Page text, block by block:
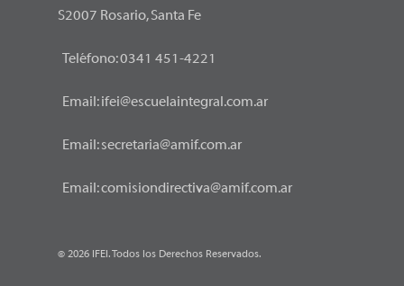
S2007 Rosario, Santa Fe
Teléfono:0341 451-4221
Email:ifei@escuelaintegral.com.ar
Email:secretaria@amif.com.ar
Email:comisiondirectiva@amif.com.ar
© 2026 IFEI. Todos los Derechos Reservados.